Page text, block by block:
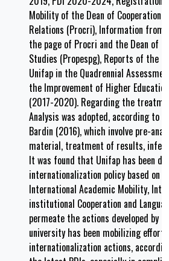
Mobility of the Dean of Cooperation
Relations (Procri), Information from
the page of Procri and the Dean of
Studies (Propespg), Reports of the
Unifap in the Quadrennial
the Improvement of Higher
(2017-2020). Regarding the
Analysis was adopted, according to
Bardin (2016), which involve pre-
material, treatment of results,
It was found that Unifap has been
internationalization policy based on
International Academic Mobility,
institutional Cooperation and
permeate the actions developed by
university has been mobilizing
internationalization actions,